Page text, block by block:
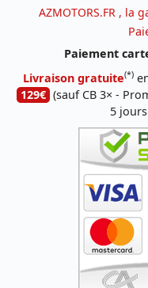
AZMOTORS.FR , la
Paiement
Livraison gratuite(*)
129€ (sauf CB 3× -
5